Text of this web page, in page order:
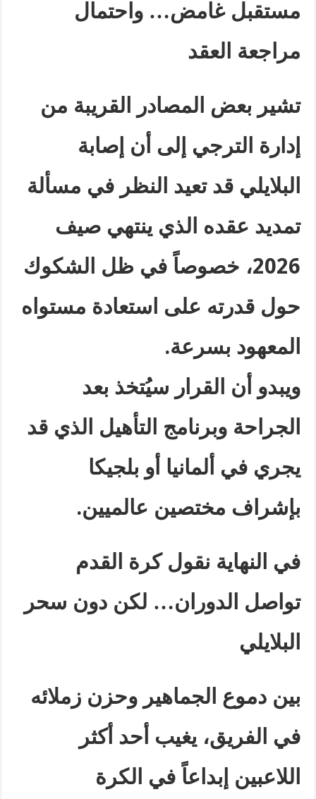
مستقبل غامض… واحتمال
مراجعة العقد
تشير بعض المصادر القريبة من
إدارة الترجي إلى أن إصابة
البلايلي قد تعيد النظر في مسألة
تمديد عقده الذي ينتهي صيف
2026، خصوصاً في ظل الشكوك
حول قدرته على استعادة مستواه
المعهود بسرعة.
ويبدو أن القرار سيُتخذ بعد
الجراحة وبرنامج التأهيل الذي قد
يجري في ألمانيا أو بلجيكا
بإشراف مختصين عالميين.
في النهاية نقول كرة القدم
تواصل الدوران… لكن دون سحر
البلايلي
بين دموع الجماهير وحزن زملائه
في الفريق، يغيب أحد أكثر
اللاعبين إبداعاً في الكرة